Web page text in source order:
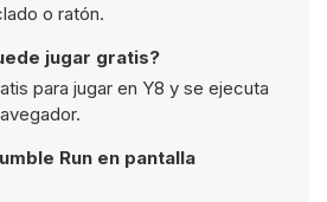
o ratón.
jugar gratis?
para jugar en Y8 y se ejecuta
Run en pantalla